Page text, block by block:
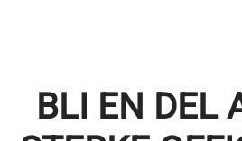
BLI EN DEL